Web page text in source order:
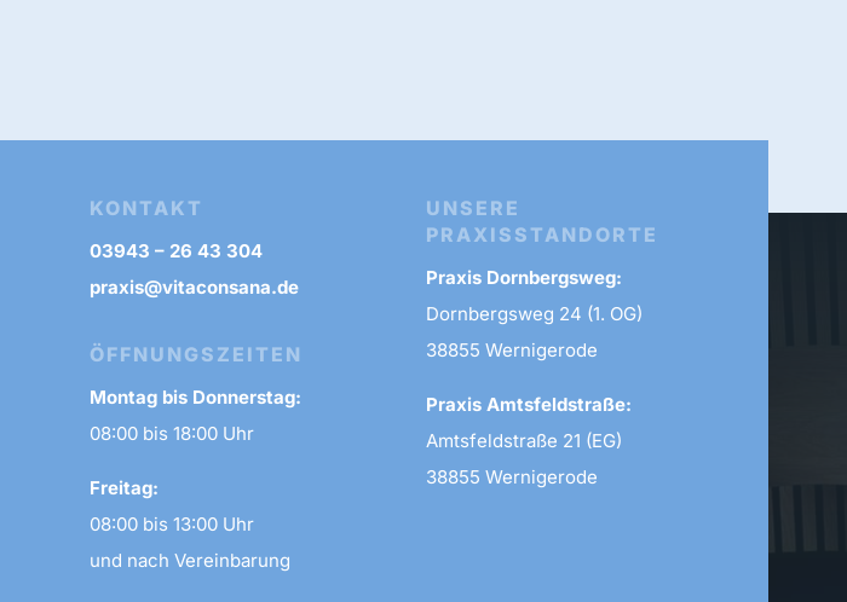
KONTAKT
03943 – 26 43 304
praxis@vitaconsana.de
ÖFFNUNGSZEITEN
Montag bis Donnerstag:
08:00 bis 18:00 Uhr
Freitag:
08:00 bis 13:00 Uhr
und nach Vereinbarung
UNSERE
PRAXISSTANDORTE
Praxis Dornbergsweg:
Dornbergsweg 24 (1. OG)
38855 Wernigerode
Praxis Amtsfeldstraße:
Amtsfeldstraße 21 (EG)
38855 Wernigerode